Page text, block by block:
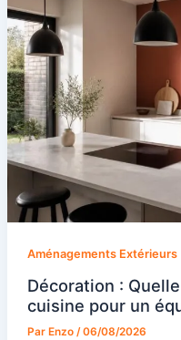
Aménagements Extérieurs
Décoration :
cuisine pour un
Par Enzo /06/08/2026